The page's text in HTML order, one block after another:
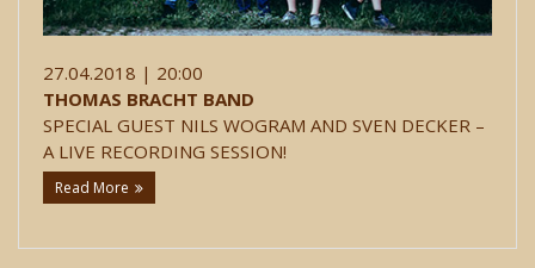
27.04.2018 | 20:00
THOMAS BRACHT BAND
SPECIAL GUEST NILS WOGRAM AND SVEN DECKER –
A LIVE RECORDING SESSION!
Read More